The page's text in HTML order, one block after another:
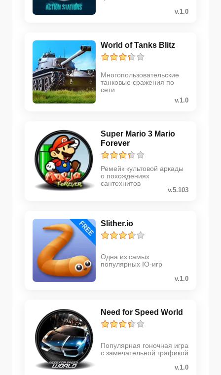
v.1.0
World of Tanks Blitz
Многопользовательские
танковые сражения по
сети
v.1.0
Super Mario 3 Mario
Forever
Ремейк культовой аркады
о похождениях
сантехнитов
v.5.103
Slither.io
Одна из самых
популярных IO-игр
v.1.0
Need for Speed World
Популярная гоночная игра
с замечательной графикой
v.1.0